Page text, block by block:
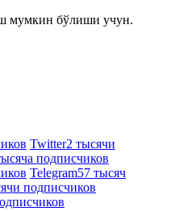
мумкин бўлиши учун.
Twitter2 тысячи
подписчиков
Telegram57 тысяч
подписчиков